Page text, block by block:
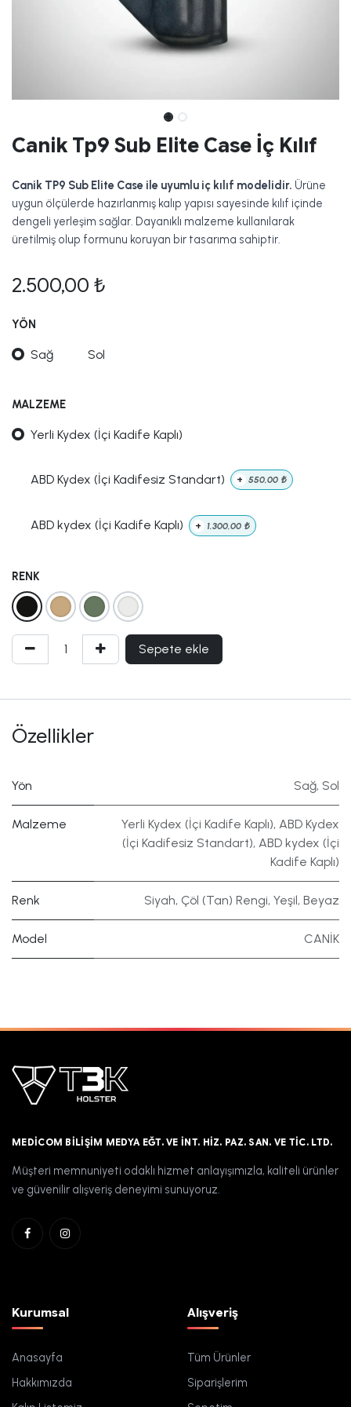
Canik Tp9 Sub Elite Case İç Kılıf
Canik TP9 Sub Elite Case ile uyumlu iç kılıf modelidir. Ürüne
uygun ölçülerde hazırlanmış kalıp yapısı sayesinde kılıf içinde
dengeli yerleşim sağlar. Dayanıklı malzeme kullanılarak
üretilmiş olup formunu koruyan bir tasarıma sahiptir.
2.500,00 ₺
YÖN
Sağ Sol
MALZEME
Yerli Kydex (İçi Kadife Kaplı)
ABD Kydex (İçi Kadifesiz Standart) + 550,00 ₺
ABD kydex (İçi Kadife Kaplı) + 1.300,00 ₺
RENK
Sepete ekle
Özellikler
Yön Sağ, Sol
Malzeme Yerli Kydex (İçi Kadife Kaplı), ABD Kydex
(İçi Kadifesiz Standart), ABD kydex (İçi
Kadife Kaplı)
Renk Siyah, Çöl (Tan) Rengi, Yeşil, Beyaz
Model CANİK
MEDICOM BILIŞIM MEDYA EĞT. VE İNT. HIZ. PAZ. SAN. VE TIC. LTD.
Müşteri memnuniyeti odaklı hizmet anlayışımızla, kaliteli ürünler
ve güvenilir alışveriş deneyimi sunuyoruz.
Kurumsal
Anasayfa
Hakkımızda
Alışveriş
Tüm Ürünler
Siparişlerim